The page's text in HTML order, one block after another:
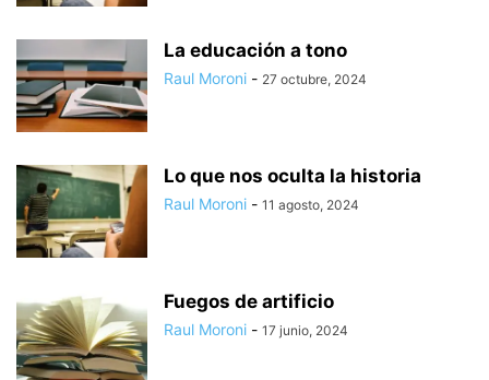
La educación a tono
Raul Moroni - 27 octubre, 2024
Lo que nos oculta la historia
Raul Moroni - 11 agosto, 2024
Fuegos de artificio
Raul Moroni - 17 junio, 2024